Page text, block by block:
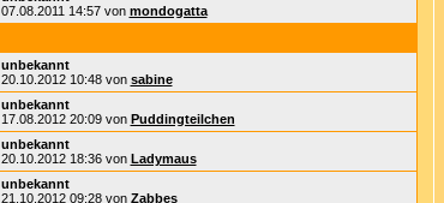
07.08.2011 14:57von mondogatta
unbekannt
20.10.2012 10:48von sabine
unbekannt
17.08.2012 20:09von Puddingteilchen
unbekannt
20.10.2012 18:36von Ladymaus
unbekannt
21.10.2012 09:28von Zabbes